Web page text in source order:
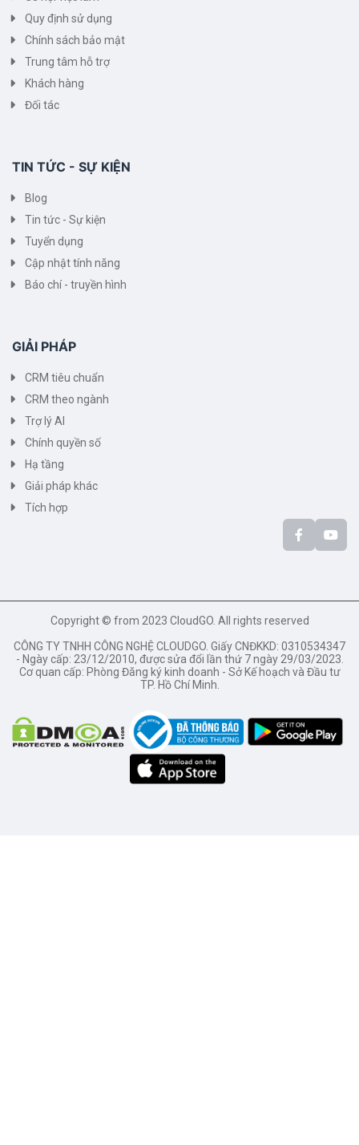
Quy định sử dụng
Chính sách bảo mật
Trung tâm hỗ trợ
Khách hàng
Đối tác
TIN TỨC - SỰ KIỆN
Blog
Tin tức - Sự kiện
Tuyển dụng
Cập nhật tính năng
Báo chí - truyền hình
GIẢI PHÁP
CRM tiêu chuẩn
CRM theo ngành
Trợ lý AI
Chính quyền số
Hạ tầng
Giải pháp khác
Tích hợp
Copyright © from 2023 CloudGO. All rights reserved
CÔNG TY TNHH CÔNG NGHỆ CLOUDGO. Giấy CNĐKKD: 0310534347
- Ngày cấp: 23/12/2010, được sửa đổi lần thứ 7 ngày 29/03/2023.
Cơ quan cấp: Phòng Đăng ký kinh doanh - Sở Kế hoạch và Đầu tư
TP. Hồ Chí Minh.